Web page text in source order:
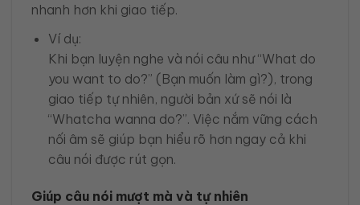
nhanh hơn khi giao tiếp.
Ví dụ:
Khi bạn luyện nghe và nói câu như “What do
you want to do?” (Bạn muốn làm gì?), trong
giao tiếp tự nhiên, người bản xứ sẽ nói là
“Whatcha wanna do?”. Việc nắm vững cách
nối âm sẽ giúp bạn hiểu rõ hơn ngay cả khi
câu nói được rút gọn.
Giúp câu nói mượt mà và tự nhiên